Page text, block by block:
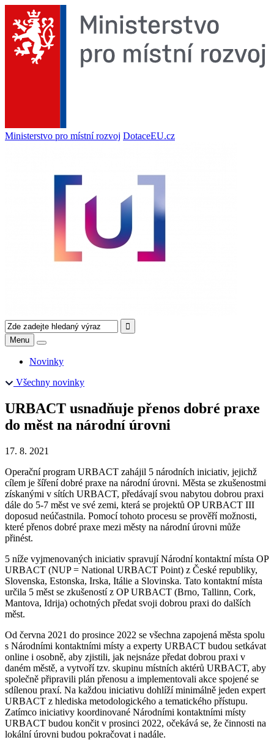
Ministerstvo pro místní rozvoj DotaceEU.cz
Menu
Novinky
Všechny novinky
URBACT usnadňuje přenos dobré praxe
do měst na národní úrovni
17. 8. 2021
Operační program URBACT zahájil 5 národních iniciativ, jejichž
cílem je šíření dobré praxe na národní úrovni. Města se zkušenostmi
získanými v sítích URBACT, předávají svou nabytou dobrou praxi
dále do 5-7 měst ve své zemi, která se projektů OP URBACT III
doposud neúčastnila. Pomocí tohoto procesu se prověří možnosti,
které přenos dobré praxe mezi městy na národní úrovni může
přinést.
5 níže vyjmenovaných iniciativ spravují Národní kontaktní místa OP
URBACT (NUP = National URBACT Point) z České republiky,
Slovenska, Estonska, Irska, Itálie a Slovinska. Tato kontaktní místa
určila 5 měst se zkušeností z OP URBACT (Brno, Tallinn, Cork,
Mantova, Idrija) ochotných předat svoji dobrou praxi do dalších
měst.
Od června 2021 do prosince 2022 se všechna zapojená města spolu
s Národními kontaktními místy a experty URBACT budou setkávat
online i osobně, aby zjistili, jak nejsnáze předat dobrou praxi v
daném městě, a vytvoří tzv. skupinu místních aktérů URBACT, aby
společně připravili plán přenosu a implementovali akce spojené se
sdílenou praxí. Na každou iniciativu dohlíží minimálně jeden expert
URBACT z hlediska metodologického a tematického přístupu.
Zatímco iniciativy koordinované Národními kontaktními místy
URBACT budou končit v prosinci 2022, očekává se, že činnosti na
lokální úrovni budou pokračovat i nadále.